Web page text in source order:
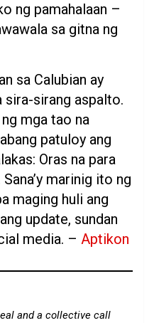
ng pamahalaan –
sa gitna ng
sa Calubian ay
sira-sirang aspalto.
mga tao na
patuloy ang
Oras na para
marinig ito ng
maging huli ang
update, sundan
media. – Aptikon
and a collective call